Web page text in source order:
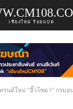
เชียงใหม่ ร้อยแปด
ทรนด์ใหม่ “อิ๊วโซดา” กรม